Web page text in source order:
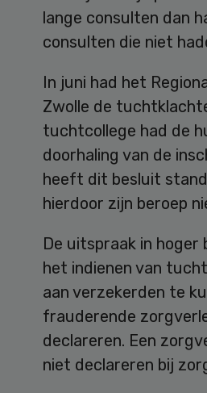
lange consulten dan
consulten die niet
In juni had het
Zwolle de
tuchtcollege had de
doorhaling van de
heeft dit besluit
hierdoor zijn beroep
De uitspraak in hoger
het indienen van
aan verzekerden te
frauderende
declareren. Een
niet declareren bij